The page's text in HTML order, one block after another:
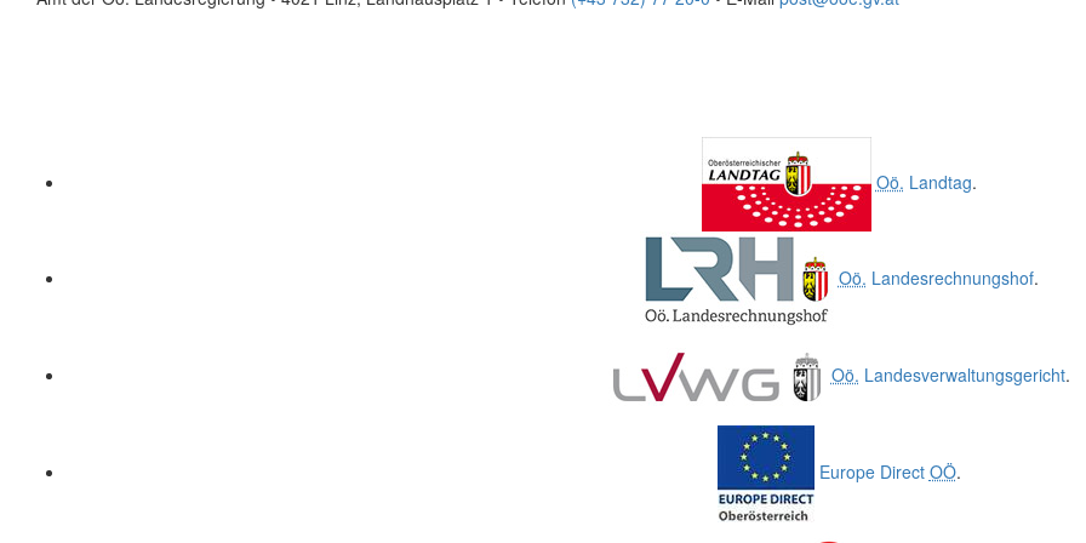
Oö. Landtag.
Oö. Landesrechnungshof.
Oö. Landesverwaltungsgericht.
Europe Direct OÖ.